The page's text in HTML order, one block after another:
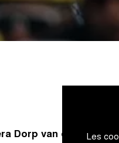
Les
Dorp van de Ronde